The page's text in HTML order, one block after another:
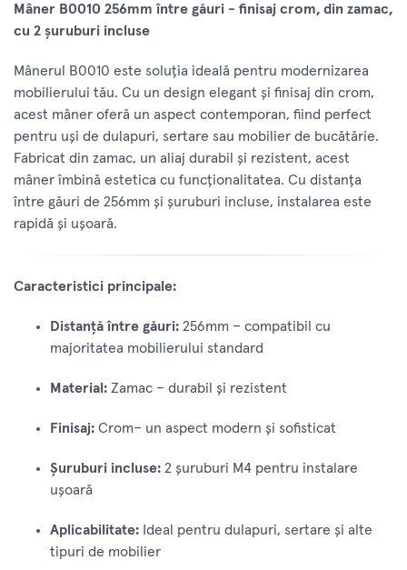
Mâner B0010 256mm între găuri - finisaj crom, din zamac,
cu 2 șuruburi incluse
Mânerul B0010 este soluția ideală pentru modernizarea
mobilierului tău. Cu un design elegant și finisaj din crom,
acest mâner oferă un aspect contemporan, fiind perfect
pentru uși de dulapuri, sertare sau mobilier de bucătărie.
Fabricat din zamac, un aliaj durabil și rezistent, acest
mâner îmbină estetica cu funcționalitatea. Cu distanța
între găuri de 256mm și șuruburi incluse, instalarea este
rapidă și ușoară.
Caracteristici principale:
Distanță între găuri: 256mm – compatibil cu
majoritatea mobilierului standard
Material: Zamac – durabil și rezistent
Finisaj: Crom– un aspect modern și sofisticat
Șuruburi incluse: 2 șuruburi M4 pentru instalare
ușoară
Aplicabilitate: Ideal pentru dulapuri, sertare și alte
tipuri de mobilier